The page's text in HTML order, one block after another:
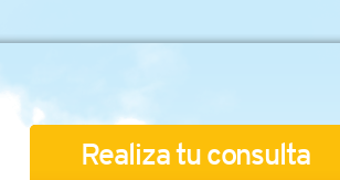
Realiza tu consulta